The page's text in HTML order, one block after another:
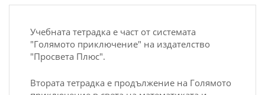
Учебната тетрадка е част от системата
"Голямото приключение" на издателство
"Просвета Плюс".
Втората тетрадка е продължение на Голямото